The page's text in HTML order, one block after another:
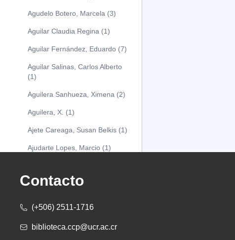
Agudelo Botero, Marcela (3)
Aguilar Claudia Regina (1)
Aguilar Fernández, Eduardo (7)
Aguilar Salinas, Carlos Alberto
(1)
Aguilera Sanhueza, Ximena (2)
Aguilera, X. (1)
Ajete Careaga, Susan Belkis (1)
Ajudarte Lopes, Marcio (1)
(1)
Albareda Tiana (1)
Alcócer Alfaro, Diana (1)
Contacto
(+506) 2511-1716
biblioteca.ccp@ucr.ac.cr